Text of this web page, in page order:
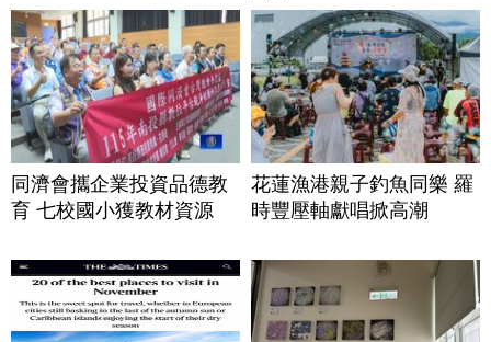
同濟會攜企業投資品德教
育 七校國小獲教材資源
花蓮漁港親子釣魚同樂 羅
時豐壓軸獻唱掀高潮